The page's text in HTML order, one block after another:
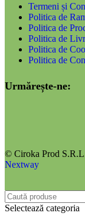
Termeni și
Politica de
Politica de
Politica de
Politica de
Politica de
Urmărește-ne:
© Ciroka Prod
Nextway
Selectează categoria